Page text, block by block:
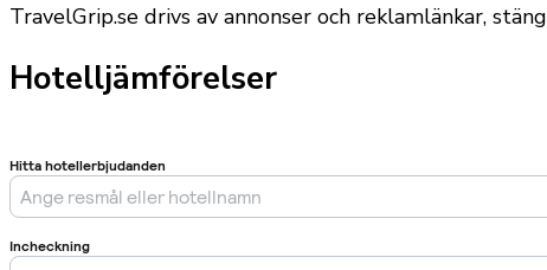
TravelGrip.se drivs av annonser och reklamlänkar,
Hotelljämförelser